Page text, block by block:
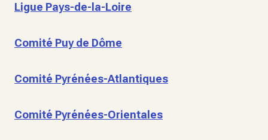
Ligue Pays-de-la-Loire
Comité Puy de Dôme
Comité Pyrénées-Atlantiques
Comité Pyrénées-Orientales